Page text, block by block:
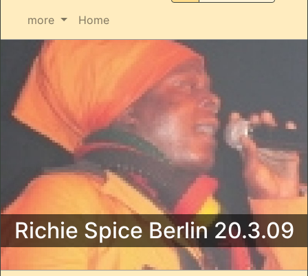
more
Home
Richie Spice Berlin 20.3.09